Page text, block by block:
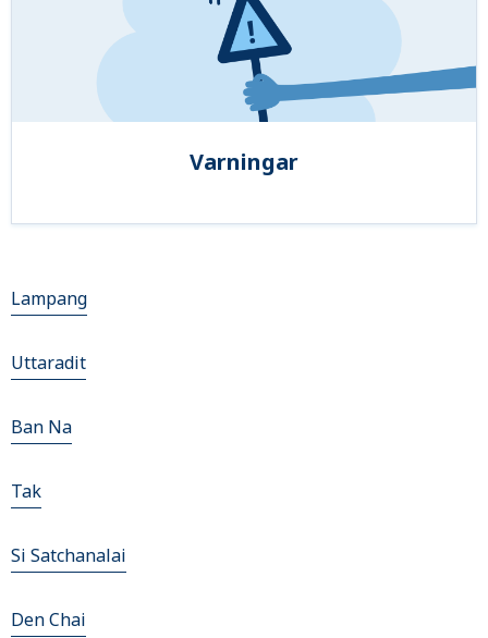
Varningar
Lampang
Uttaradit
Ban Na
Tak
Si Satchanalai
Den Chai